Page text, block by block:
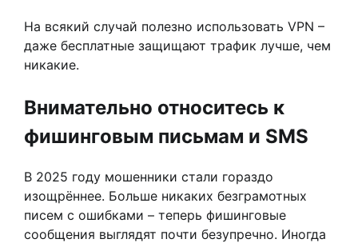
На всякий случай полезно использовать VPN –
даже бесплатные защищают трафик лучше, чем
никакие.
Внимательно относитесь к
фишинговым письмам и SMS
В 2025 году мошенники стали гораздо
изощрённее. Больше никаких безграмотных
писем с ошибками – теперь фишинговые
сообщения выглядят почти безупречно. Иногда